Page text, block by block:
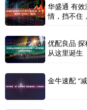
华盛通 有
情，挡不住
优配良品
从这里诞生
金牛速配 “